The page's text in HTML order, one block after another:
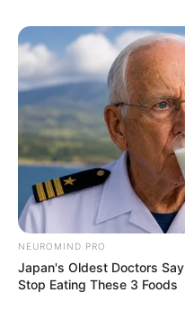
gazdasági irányítás
befolyása alá került.
„A
bankároknak, a
a Soros-hálózat
hivatalba.
Az ország kifosztása
NEUROMIND PRO
Japan's Oldest Doctors
Stop Eating These 3 Foods